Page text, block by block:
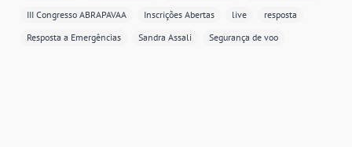
III Congresso ABRAPAVAA
Inscrições Abertas live
resposta
Resposta a Emergências
Sandra Assali Segurança de voo